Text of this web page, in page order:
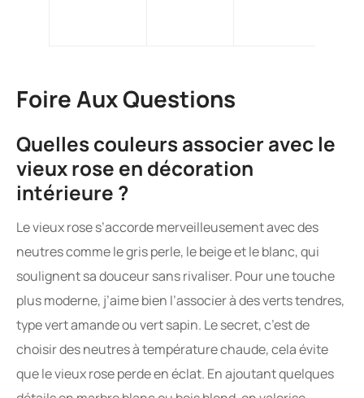
Foire Aux Questions
Quelles couleurs associer avec le
vieux rose en décoration
intérieure ?
Le vieux rose s’accorde merveilleusement avec des
neutres comme le gris perle, le beige et le blanc, qui
soulignent sa douceur sans rivaliser. Pour une touche
plus moderne, j’aime bien l’associer à des verts tendres,
type vert amande ou vert sapin. Le secret, c’est de
choisir des neutres à température chaude, cela évite
que le vieux rose perde en éclat. En ajoutant quelques